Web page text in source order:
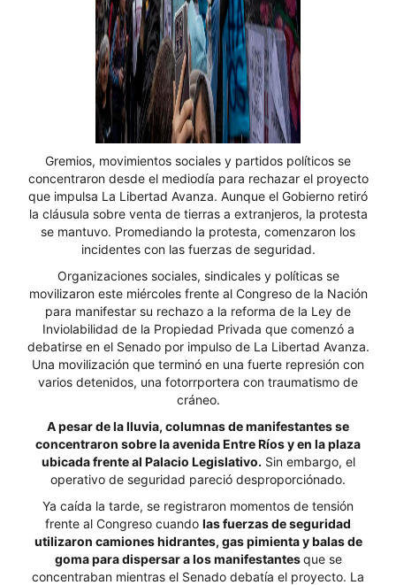
Gremios, movimientos sociales y partidos políticos se
concentraron desde el mediodía para rechazar el proyecto
que impulsa La Libertad Avanza. Aunque el Gobierno retiró
la cláusula sobre venta de tierras a extranjeros, la protesta
se mantuvo. Promediando la protesta, comenzaron los
incidentes con las fuerzas de seguridad.
Organizaciones sociales, sindicales y políticas se
movilizaron este miércoles frente al Congreso de la Nación
para manifestar su rechazo a la reforma de la Ley de
Inviolabilidad de la Propiedad Privada que comenzó a
debatirse en el Senado por impulso de La Libertad Avanza.
Una movilización que terminó en una fuerte represión con
varios detenidos, una fotorrportera con traumatismo de
cráneo.
A pesar de la lluvia, columnas de manifestantes se
concentraron sobre la avenida Entre Ríos y en la plaza
ubicada frente al Palacio Legislativo. Sin embargo, el
operativo de seguridad pareció desproporciónado.
Ya caída la tarde, se registraron momentos de tensión
frente al Congreso cuando las fuerzas de seguridad
utilizaron camiones hidrantes, gas pimienta y balas de
goma para dispersar a los manifestantesque se
concentraban mientras el Senado debatía el proyecto. La